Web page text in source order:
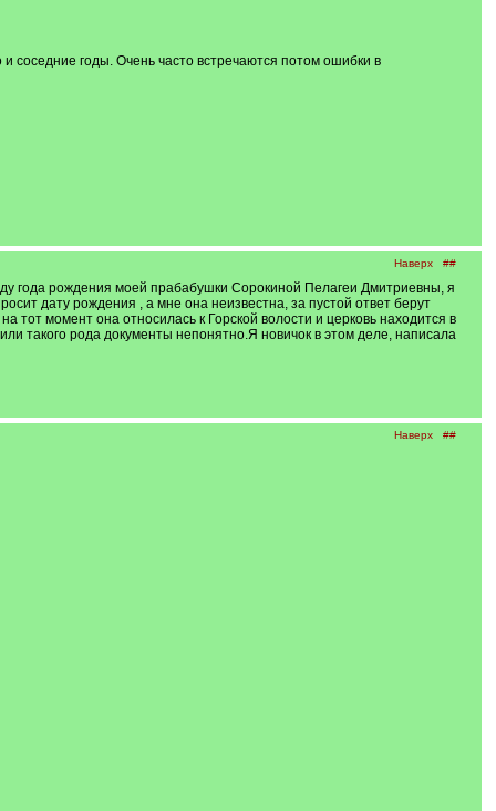
соседние годы. Очень часто встречаются потом ошибки в
Наверх ##
года рождения моей прабабушки Сорокиной Пелагеи Дмитриевны, я
дату рождения , а мне она неизвестна, за пустой ответ берут
тот момент она относилась к Горской волости и церковь находится в
такого рода документы непонятно.Я новичок в этом деле, написала
Наверх ##